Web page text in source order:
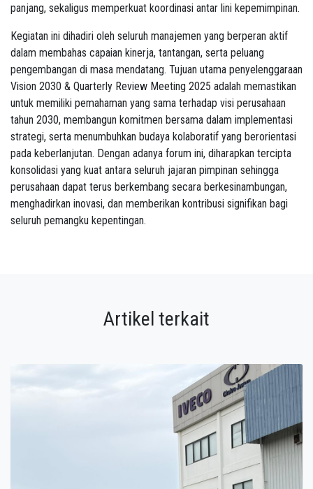
panjang, sekaligus memperkuat koordinasi antar lini kepemimpinan.
Kegiatan ini dihadiri oleh seluruh manajemen yang berperan aktif
dalam membahas capaian kinerja, tantangan, serta peluang
pengembangan di masa mendatang. Tujuan utama penyelenggaraan
Vision 2030 & Quarterly Review Meeting 2025 adalah memastikan
untuk memiliki pemahaman yang sama terhadap visi perusahaan
tahun 2030, membangun komitmen bersama dalam implementasi
strategi, serta menumbuhkan budaya kolaboratif yang berorientasi
pada keberlanjutan. Dengan adanya forum ini, diharapkan tercipta
konsolidasi yang kuat antara seluruh jajaran pimpinan sehingga
perusahaan dapat terus berkembang secara berkesinambungan,
menghadirkan inovasi, dan memberikan kontribusi signifikan bagi
seluruh pemangku kepentingan.
Artikel terkait